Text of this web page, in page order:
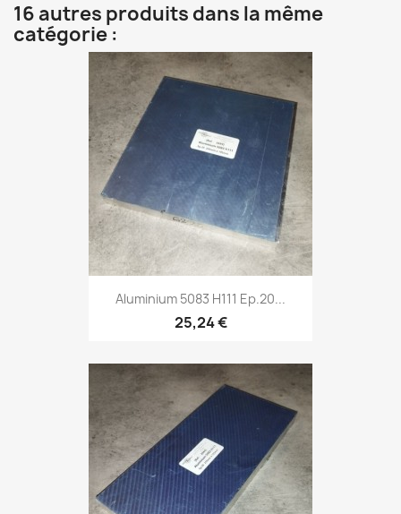
16 autres produits dans la même
catégorie :
Aluminium 5083 H111 Ep.20...
25,24 €